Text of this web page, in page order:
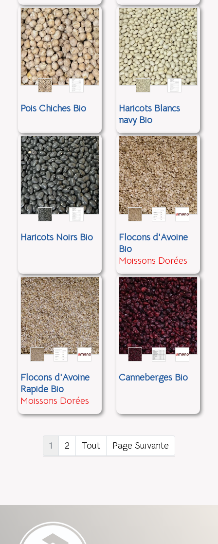
Pois Chiches Bio
Haricots Blancs
navy Bio
Haricots Noirs Bio
Flocons d'Avoine
Bio
Moissons Dorées
Flocons d'Avoine
Rapide Bio
Moissons Dorées
Canneberges Bio
1 2 Tout Page Suivante